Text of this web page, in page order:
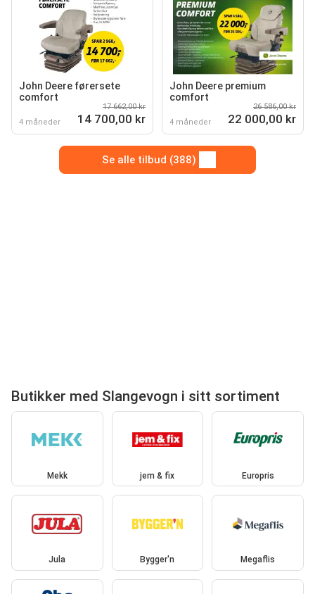
John Deere førersete
comfort
4 måneder
17 662,00 kr
14 700,00 kr
John Deere premium
comfort
4 måneder
26 586,00 kr
22 000,00 kr
Se alle tilbud (388)
Butikker med Slangevogn i sitt sortiment
Mekk jem & fix Europris
Jula Bygger'n Megaflis